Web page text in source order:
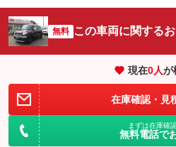
シートエアコン
：装備なし
サイドカメラ
：装備なし
エアサスペンション
無料 この車両に関する
現在0人が
在庫確認・見
まずは在庫確
無料電話で